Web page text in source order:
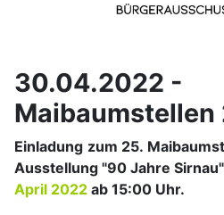
30.04.2022 -
Maibaumstellen
Einladung zum 25.
Ausstellung "90 Jahre
April 2022 ab 15:00 Uhr.